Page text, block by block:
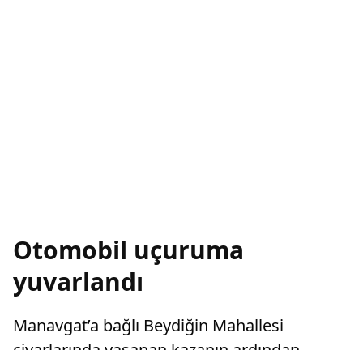
Otomobil uçuruma
yuvarlandı
Manavgat’a bağlı Beydiğin Mahallesi